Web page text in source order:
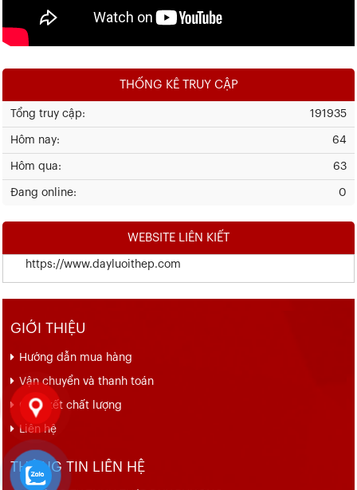
THỐNG KÊ TRUY CẬP
191935
Tổng truy cập:
64
Hôm nay:
63
Hôm qua:
0
Đang online:
WEBSITE LIÊN KIẾT
https://www.dayluoithep.com
GIỚI THIỆU
Hướng dẫn mua hàng
Vận chuyển và thanh toán
Cam kết chất lượng
Liên hệ
THÔNG TIN LIÊN HỆ